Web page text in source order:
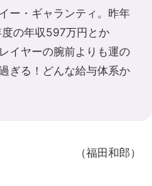
ー・ギャランティ。昨年
の年収597万円とか
イヤーの腕前よりも運の
ぎる！どんな給与体系か
（福田和郎）